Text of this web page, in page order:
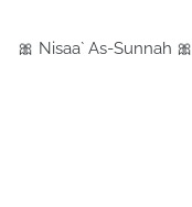
🎀 Nisaa` As-Sunnah 🎀